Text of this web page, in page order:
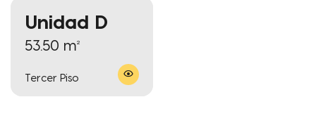
Unidad D
53.50 m²
Tercer Piso